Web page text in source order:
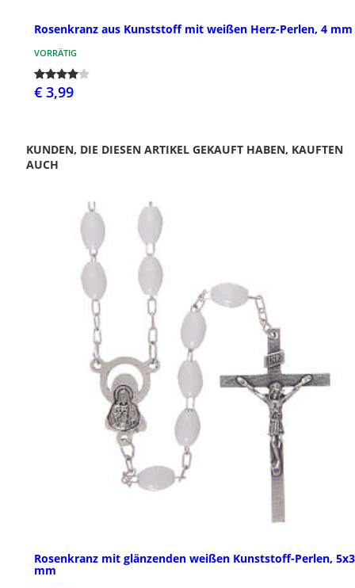
Rosenkranz aus Kunststoff mit weißen Herz-Perlen, 4 mm
VORRÄTIG
€ 3,99
KUNDEN, DIE DIESEN ARTIKEL GEKAUFT HABEN, KAUFTEN
AUCH
Rosenkranz mit glänzenden weißen Kunststoff-Perlen, 5x3
mm